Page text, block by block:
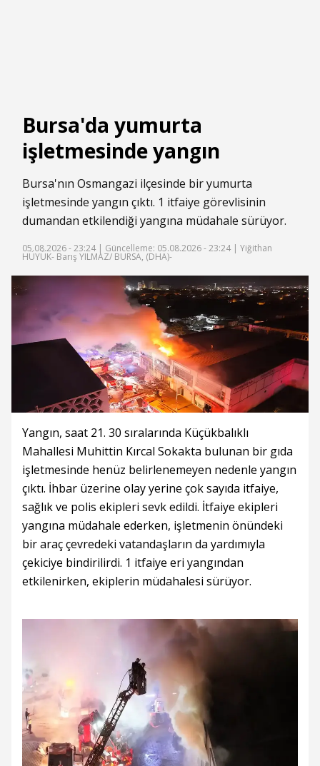
Bursa'da yumurta
işletmesinde yangın
Bursa'nın Osmangazi ilçesinde bir yumurta
işletmesinde yangın çıktı. 1 itfaiye görevlisinin
dumandan etkilendiği yangına müdahale sürüyor.
05.08.2026 - 23:24 | Güncelleme: 05.08.2026 - 23:24 | Yiğithan
HÜYÜK- Barış YILMAZ/ BURSA, (DHA)-
Yangın, saat 21. 30 sıralarında Küçükbalıklı
Mahallesi Muhittin Kırcal Sokakta bulunan bir gıda
işletmesinde henüz belirlenemeyen nedenle yangın
çıktı. İhbar üzerine olay yerine çok sayıda itfaiye,
sağlık ve polis ekipleri sevk edildi. İtfaiye ekipleri
yangına müdahale ederken, işletmenin önündeki
bir araç çevredeki vatandaşların da yardımıyla
çekiciye bindirilirdi. 1 itfaiye eri yangından
etkilenirken, ekiplerin müdahalesi sürüyor.